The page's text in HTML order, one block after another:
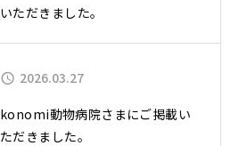
いただきました。
2026.03.27
konomi動物病院さまにご掲載い
ただきました。